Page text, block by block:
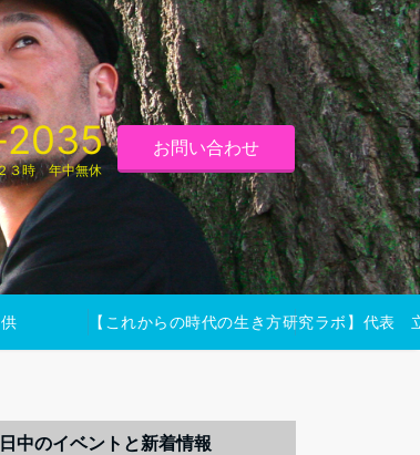
３時 年中無休
お問い合わせ
【これからの時代の生き方研究ラボ】代表
中のイベントと新着情報